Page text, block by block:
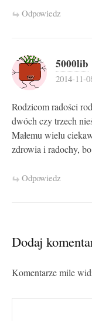
Odpowiedz
5000lib
2014-11-
Rodzicom radości
dwóch czy trzech
Małemu wielu
zdrowia i radochy,
Odpowiedz
Dodaj
Komentarze mile